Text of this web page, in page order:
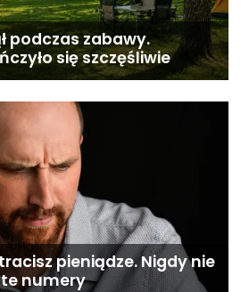
podczas zabawy.
się szczęśliwie
pieniądze. Nigdy nie
numery